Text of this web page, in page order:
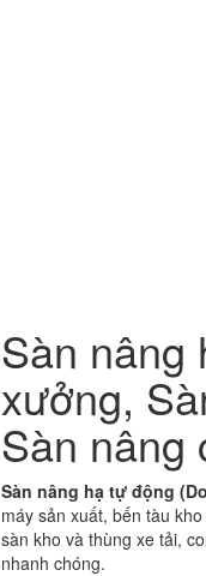
Sàn nâng
xưởng,
Sàn nâng
Sàn nâng hạ tự động
máy sản xuất, bến tàu
sàn kho và thùng xe tải,
nhanh chóng.